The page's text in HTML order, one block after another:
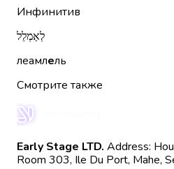
Инфинитив
לְאַמְלֵל
леамлель
Смотрите также
Early Stage LTD. Address:
Room 303, Ile Du Port, Mahe,